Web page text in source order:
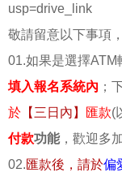
usp=drive_link
敬請留意以下事項
01.如果是選擇ATM
填入報名系統內 ；
於 【三日內】 匯款(
付款功能，歡迎多
02.匯款後，請於偏